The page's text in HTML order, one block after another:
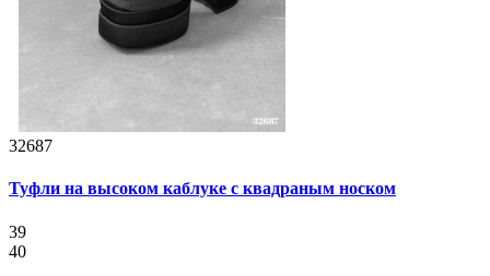
32687
Туфли на высоком каблуке с квадраным носком
39
40